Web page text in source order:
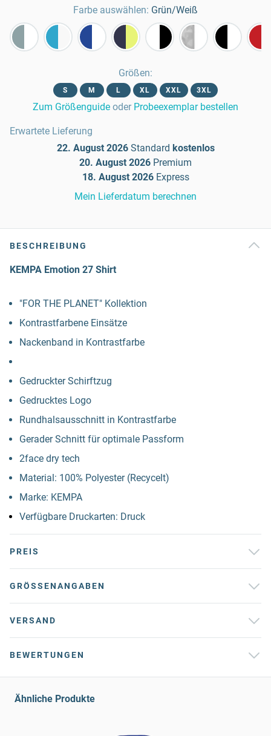
Farbe auswählen: Grün/Weiß
Größen:
S M L XL XXL 3XL
Zum Größenguide oder Probeexemplar bestellen
Erwartete Lieferung
22. August 2026 Standard kostenlos
20. August 2026 Premium
18. August 2026 Express
Mein Lieferdatum berechnen
BESCHREIBUNG
KEMPA Emotion 27 Shirt
"FOR THE PLANET" Kollektion
Kontrastfarbene Einsätze
Nackenband in Kontrastfarbe
Gedruckter Schirftzug
Gedrucktes Logo
Rundhalsausschnitt in Kontrastfarbe
Gerader Schnitt für optimale Passform
2face dry tech
Material: 100% Polyester (Recycelt)
Marke: KEMPA
Verfügbare Druckarten: Druck
PREIS
GRÖSSENANGABEN
VERSAND
BEWERTUNGEN
Ähnliche Produkte